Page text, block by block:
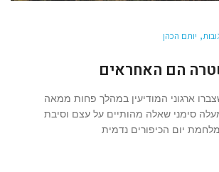
יותם הכהן
הם האחראים
ארגוני המודיעין במהלך פחות ממאה
סימני שאלה מהותיים על עצם וסיבת
יום הכיפורים נדמית